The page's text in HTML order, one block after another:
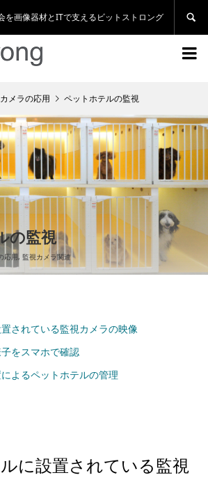
を画像器材とITで支えるビットストロング 

メラの応用 ペットホテルの監視
の監視
応用, 監視カメラ関連
されている監視カメラの映像
をスマホで確認
よるペットホテルの管理
に設置されている監視